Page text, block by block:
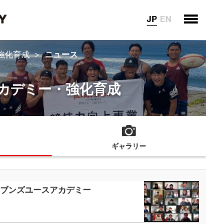
JP EN
化育成 ニュース
デミー・強化育成
ギャラリー
ンズユースアカデミー